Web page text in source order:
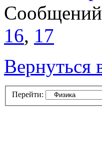
16, 17
Вернуться
Перейти: